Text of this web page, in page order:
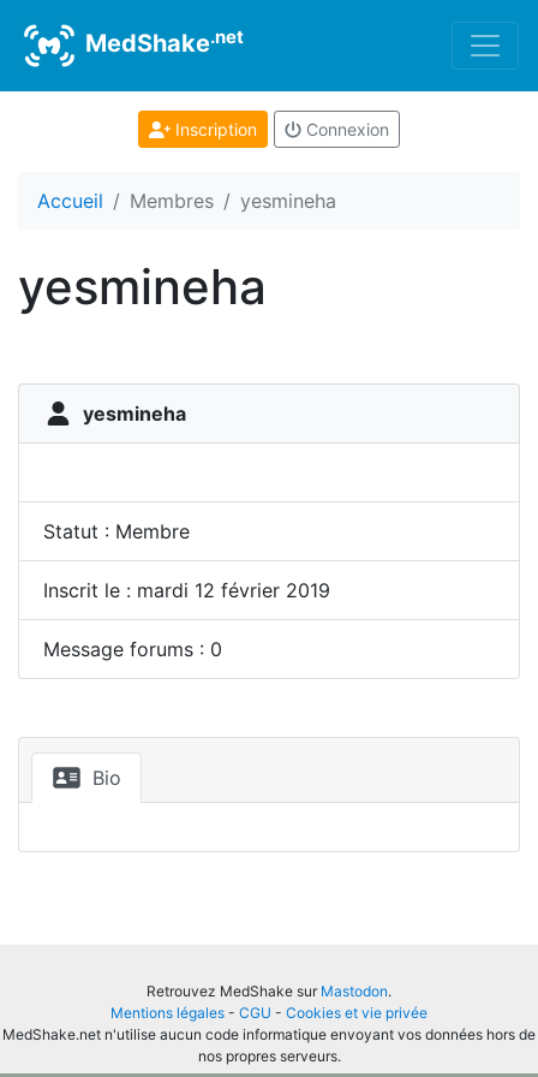
MedShake.net
Inscription Connexion
Accueil Membres yesmineha
yesmineha
yesmineha
Statut : Membre
Inscrit le : mardi 12 février 2019
Message forums : 0
Bio
Retrouvez MedShake sur Mastodon.
Mentions légales - CGU - Cookies et vie privée
MedShake.net n'utilise aucun code informatique envoyant vos données hors de
nos propres serveurs.